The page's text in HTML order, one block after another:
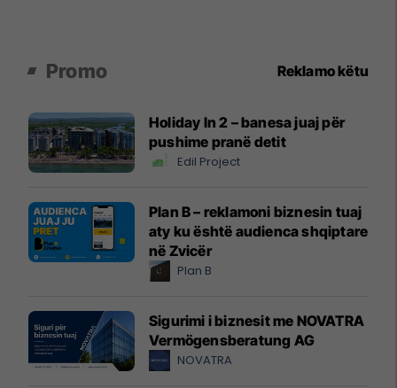
Promo Reklamo këtu
Holiday In 2 – banesa juaj për
pushime pranë detit
Edil Project
Plan B – reklamoni biznesin tuaj
aty ku është audienca shqiptare
në Zvicër
Plan B
Sigurimi i biznesit me NOVATRA
Vermögensberatung AG
NOVATRA